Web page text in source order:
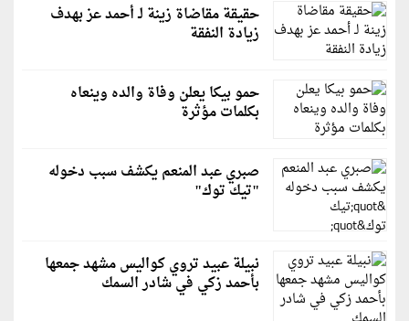
حقيقة مقاضاة زينة لـ أحمد عز بهدف
زيادة النفقة
حمو بيكا يعلن وفاة والده وينعاه
بكلمات مؤثرة
صبري عبد المنعم يكشف سبب دخوله
"تيك توك"
نبيلة عبيد تروي كواليس مشهد جمعها
بأحمد زكي في شادر السمك